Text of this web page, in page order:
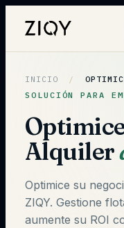
INICIO /
SOLUCIÓN PARA
Alquiler
Optimice su
ZIQY. Gestione
aumente su ROI